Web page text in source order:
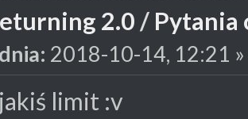
2.0 / Pytania
dnia: 2018-10-14, 12:21 »
limit :v